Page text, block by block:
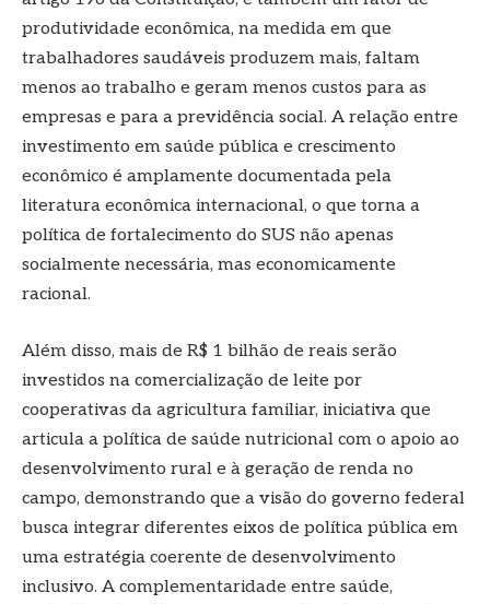
produtividade econômica, na medida em que
trabalhadores saudáveis produzem mais, faltam
menos ao trabalho e geram menos custos para as
empresas e para a previdência social. A relação entre
investimento em saúde pública e crescimento
econômico é amplamente documentada pela
literatura econômica internacional, o que torna a
política de fortalecimento do SUS não apenas
socialmente necessária, mas economicamente
racional.
Além disso, mais de R$ 1 bilhão de reais serão
investidos na comercialização de leite por
cooperativas da agricultura familiar, iniciativa que
articula a política de saúde nutricional com o apoio ao
desenvolvimento rural e à geração de renda no
campo, demonstrando que a visão do governo federal
busca integrar diferentes eixos de política pública em
uma estratégia coerente de desenvolvimento
inclusivo. A complementaridade entre saúde,